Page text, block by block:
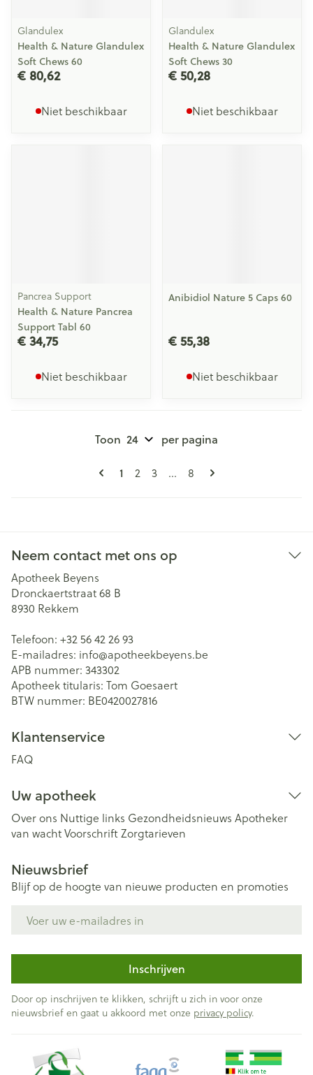
Glandulex
Health & Nature Glandulex
Soft Chews 60
€ 80,62
Niet beschikbaar
Glandulex
Health & Nature Glandulex
Soft Chews 30
€ 50,28
Niet beschikbaar
Pancrea Support
Health & Nature Pancrea
Support Tabl 60
€ 34,75
Niet beschikbaar
Anibidiol Nature 5 Caps 60
€ 55,38
Niet beschikbaar
Pagina's
U lees momenteel pagina
1 Pagina
2 Pagina
3 ... Pagina
8
Toon per pagina
Neem contact met ons op
Apotheek Beyens
Dronckaertstraat 68 B
8930 Rekkem
Telefoon: +32 56 42 26 93
E-mailadres: info@apotheekbeyens.be
APB nummer: 343302
Apotheek titularis: Tom Goesaert
BTW nummer: BE0420027816
Klantenservice
FAQ
Uw apotheek
Over ons Nuttige links Gezondheidsnieuws Apotheker
van wachtVoorschriftZorgtarieven
Nieuwsbrief
Blijf op de hoogte van nieuwe producten en promoties
Inschrijven
Door op inschrijven te klikken, schrijft u zich in voor onze
nieuwsbrief en gaat u akkoord met onze privacy policy.